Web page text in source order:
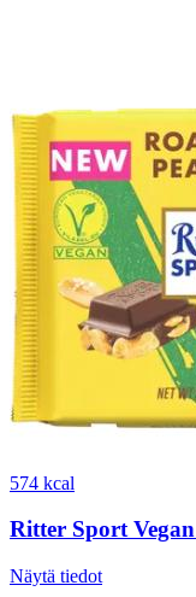
574 kcal
Ritter Sport
Näytä tiedot